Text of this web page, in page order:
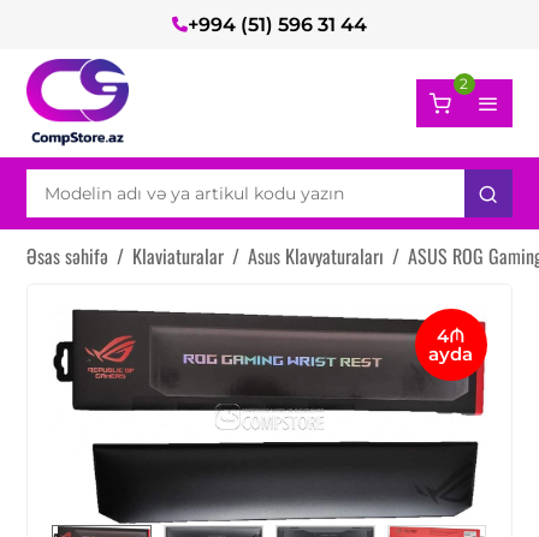
+994 (51) 596 31 44
2
Əsas səhifə / Klaviaturalar / Asus Klavyaturaları / ASUS ROG
4₼
ayda